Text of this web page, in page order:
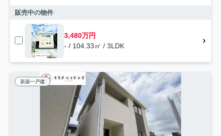
販売中の物件
3,480万円
- / 104.33㎡ / 3LDK
新築一戸建